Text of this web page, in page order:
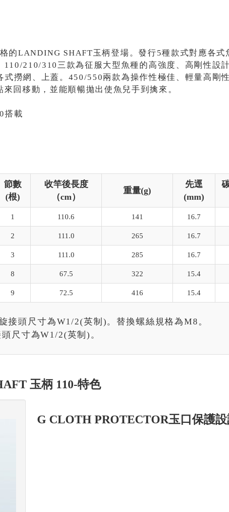
的LANDING SHAFT玉柄登場。發行5種款式對應各
210/310三款為征服大型魚種的高強度、高剛性設
撈網、上蓋。450/550兩款為操作性極佳、輕量高剛
回移動，並能順暢拋出使魚兒手到擒來。
搭載
節數
(根)
收竿後長度
（cm）
重量(g)
先逕
(mm)
1 110.6 141 16.7
2 111.0 265 16.7
3 111.0 285 16.7
8 67.5 322 15.4
9 72.5 416 15.4
頭尺寸為W1/2(英制)。替換螺絲規格為M8。
尺寸為W1/2(英制)。
玉柄 110-特色
G CLOTH PROTECTOR玉口保護